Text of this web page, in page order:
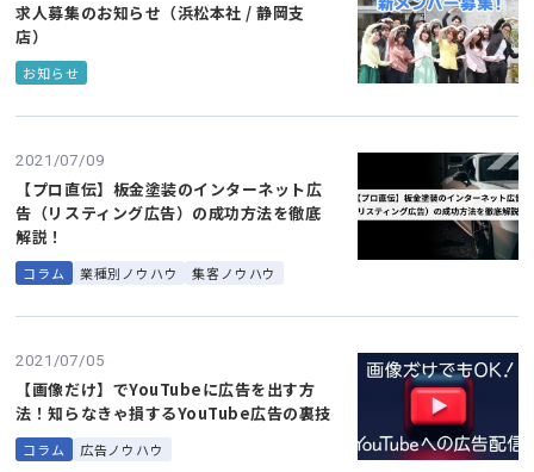
求人募集のお知らせ（浜松本社 / 静岡支
店）
お知らせ
2021/07/09
【プロ直伝】板金塗装のインターネット広
告（リスティング広告）の成功方法を徹底
解説！
コラム 業種別ノウハウ 集客ノウハウ
2021/07/05
【画像だけ】でYouTubeに広告を出す方
法！知らなきゃ損するYouTube広告の裏技
コラム 広告ノウハウ